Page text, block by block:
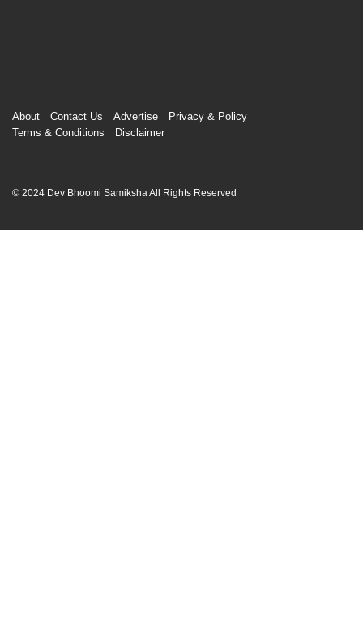
About Contact Us Advertise
Privacy & Policy
Terms & Conditions
Disclaimer
© 2024 Dev Bhoomi Samiksha All Rights Reserved